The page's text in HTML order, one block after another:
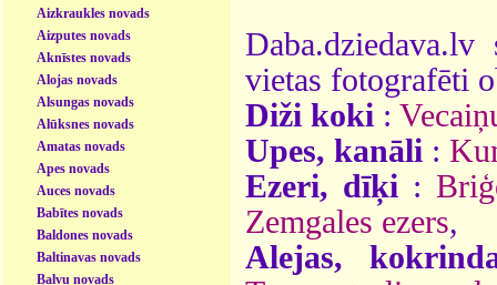
Aizkraukles novads
Aizputes novads
Aknīstes novads
Alojas novads
Alsungas novads
Alūksnes novads
Amatas novads
Apes novads
Auces novads
Babītes novads
Baldones novads
Baltinavas novads
Balvu novads
vietas fotografēti
Diži koki :
Upes, kanāli :
Ezeri, dīķi :
Zemgales ezers,
Alejas,